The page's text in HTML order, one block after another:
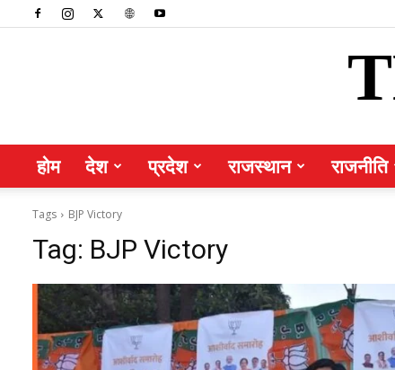
होम देश प्रदेश राजस्थान राजनीति
Tags BJP Victory
Tag: BJP Victory